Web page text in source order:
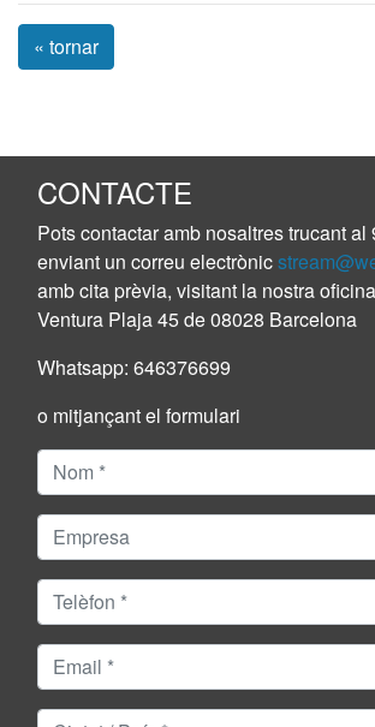
« tornar
CONTACTE
Pots contactar amb nosaltres trucant al
enviant un correu electrònic
amb cita prèvia, visitant la nostra
Ventura Plaja 45 de 08028 Barcelona
Whatsapp: 646376699
o mitjançant el formulari